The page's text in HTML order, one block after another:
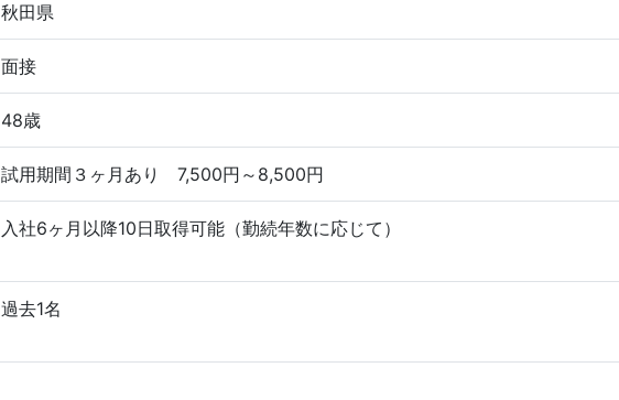
秋田県
面接
48歳
試用期間３ヶ月あり 7,500円～8,500円
入社6ヶ月以降10日取得可能（勤続年数に応じて）
過去1名